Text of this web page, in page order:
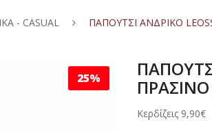
- CASUAL ΠΑΠΟΥΤΣΙ ΑΝΔΡΙΚΟ
25%
ΠΡΑΣΙΝΟ
Κερδίζεις 9,90€